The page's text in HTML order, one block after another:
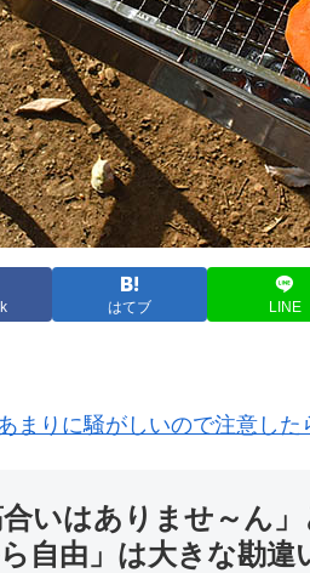
はてブ LINE
まりに騒がしいので注意した
合いはありませ～ん
自由」は大きな勘違